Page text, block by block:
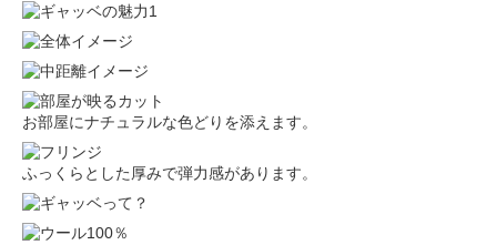
お部屋にナチュラルな色どりを添えます。
ふっくらとした厚みで弾力感があります。